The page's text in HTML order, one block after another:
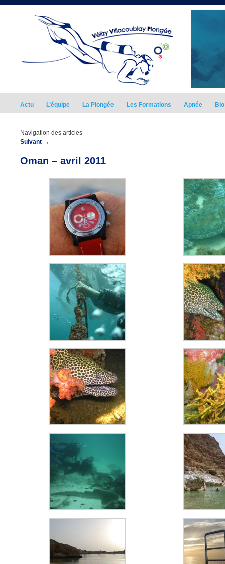
Actu L’équipe La Plongée Les Formations Apnée Bio
Navigation des articles
Suivant →
Oman – avril 2011